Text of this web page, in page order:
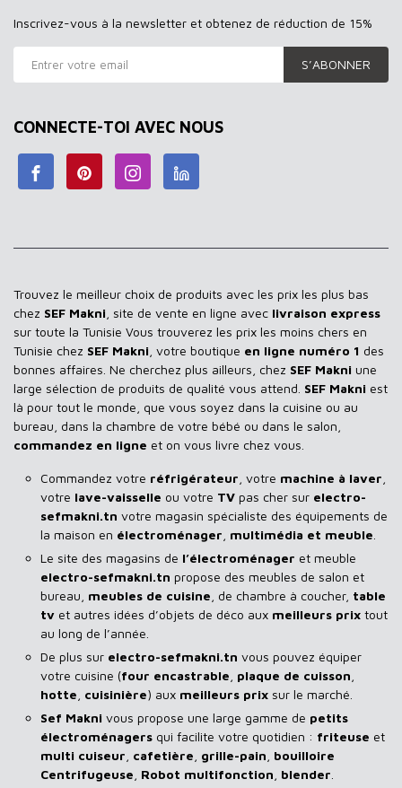
Inscrivez-vous à la newsletter et obtenez de réduction de 15%
S’ABONNER
CONNECTE-TOI AVEC NOUS
Trouvez le meilleur choix de produits avec les prix les plus bas
chez SEF Makni , site de vente en ligne avec livraison express
sur toute la Tunisie Vous trouverez les prix les moins chers en
Tunisie chez SEF Makni , votre boutique en ligne numéro 1 des
bonnes affaires. Ne cherchez plus ailleurs, chez SEF Makni une
large sélection de produits de qualité vous attend. SEF Makni est
là pour tout le monde, que vous soyez dans la cuisine ou au
bureau, dans la chambre de votre bébé ou dans le salon,
commandez en ligne et on vous livre chez vous.
Commandez votre réfrigérateur , votre machine à laver
votre lave-vaisselle ou votre TV pas cher sur electro-
sefmakni.tn votre magasin spécialiste des équipements de
la maison en électroménager multimédia et meuble
Le site des magasins de l’électroménager et meuble
electro-sefmakni.tn propose des meubles de salon et
bureau, meubles de cuisine , de chambre à coucher, table
tv et autres idées d’objets de déco aux meilleurs prix tout
au long de l’année.
De plus sur electro-sefmakni.tn vous pouvez équiper
votre cuisine (four encastrable plaque de cuisson
hotte cuisinière) aux meilleurs prix sur le marché.
Sef Makni vous propose une large gamme de petits
électroménagers qui facilite votre quotidien : friteuse et
multi cuiseur cafetière grille-pain bouilloire
Centrifugeuse Robot multifonction blender